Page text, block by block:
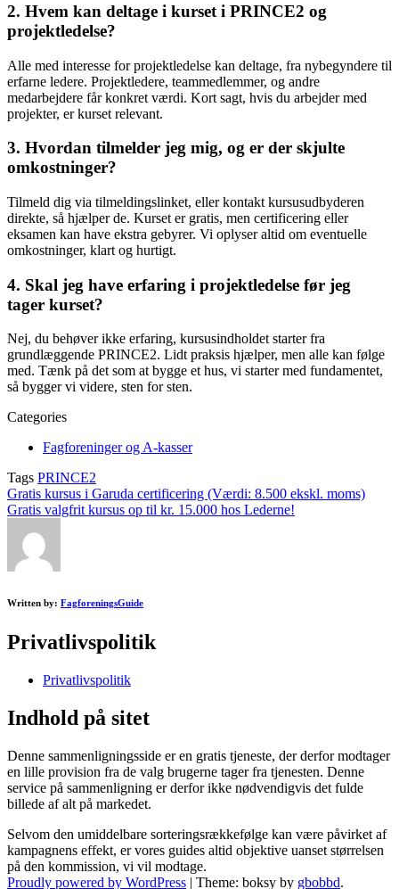
2. Hvem kan deltage i kurset i PRINCE2 og
projektledelse?
Alle med interesse for projektledelse kan deltage, fra nybegyndere til
erfarne ledere. Projektledere, teammedlemmer, og andre
medarbejdere får konkret værdi. Kort sagt, hvis du arbejder med
projekter, er kurset relevant.
3. Hvordan tilmelder jeg mig, og er der skjulte
omkostninger?
Tilmeld dig via tilmeldingslinket, eller kontakt kursusudbyderen
direkte, så hjælper de. Kurset er gratis, men certificering eller
eksamen kan have ekstra gebyrer. Vi oplyser altid om eventuelle
omkostninger, klart og hurtigt.
4. Skal jeg have erfaring i projektledelse før jeg
tager kurset?
Nej, du behøver ikke erfaring, kursusindholdet starter fra
grundlæggende PRINCE2. Lidt praksis hjælper, men alle kan følge
med. Tænk på det som at bygge et hus, vi starter med fundamentet,
så bygger vi videre, sten for sten.
Categories
Fagforeninger og A-kasser
Tags PRINCE2
Post
navigation
Gratis kursus i Garuda certificering (Værdi: 8.500 ekskl. moms)
Gratis valgfrit kursus op til kr. 15.000 hos Lederne!
Written by: FagforeningsGuide
Privatlivspolitik
Privatlivspolitik
Indhold på sitet
Denne sammenligningsside er en gratis tjeneste, der derfor modtager
en lille provision fra de valg brugerne tager fra tjenesten. Denne
service på sammenligning er derfor ikke nødvendigvis det fulde
billede af alt på markedet.
Selvom den umiddelbare sorteringsrækkefølge kan være påvirket af
kampagnens effekt, er vores guides altid objektive uanset størrelsen
på den kommission, vi vil modtage.
Proudly powered by WordPress | Theme: boksy by gbobbd.